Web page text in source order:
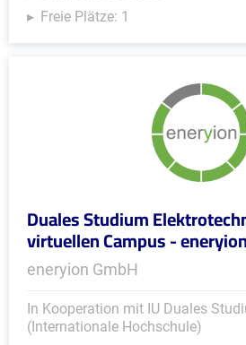
Freie Plätze: 1
Duales Studium
virtuellen Campus -
eneryion GmbH
In Kooperation mit IU Duales
(Internationale Hochschule)